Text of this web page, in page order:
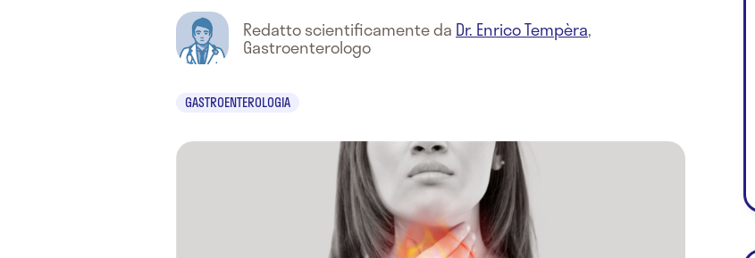
Redatto scientificamente da Dr. Enrico Tempèra,
Gastroenterologo
GASTROENTEROLOGIA